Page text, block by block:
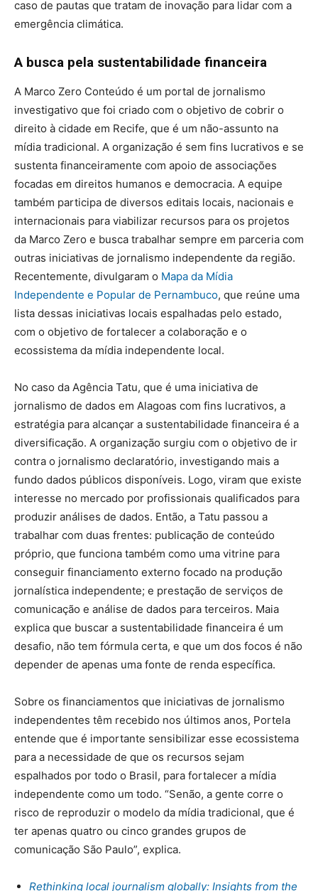
caso de pautas que tratam de inovação para lidar com a
emergência climática.
A busca pela sustentabilidade financeira
A Marco Zero Conteúdo é um portal de jornalismo
investigativo que foi criado com o objetivo de cobrir o
direito à cidade em Recife, que é um não-assunto na
mídia tradicional. A organização é sem fins lucrativos e se
sustenta financeiramente com apoio de associações
focadas em direitos humanos e democracia. A equipe
também participa de diversos editais locais, nacionais e
internacionais para viabilizar recursos para os projetos
da Marco Zero e busca trabalhar sempre em parceria com
outras iniciativas de jornalismo independente da região.
Recentemente, divulgaram o Mapa da Mídia
Independente e Popular de Pernambuco, que reúne uma
lista dessas iniciativas locais espalhadas pelo estado,
com o objetivo de fortalecer a colaboração e o
ecossistema da mídia independente local.
No caso da Agência Tatu, que é uma iniciativa de
jornalismo de dados em Alagoas com fins lucrativos, a
estratégia para alcançar a sustentabilidade financeira é a
diversificação. A organização surgiu com o objetivo de ir
contra o jornalismo declaratório, investigando mais a
fundo dados públicos disponíveis. Logo, viram que existe
interesse no mercado por profissionais qualificados para
produzir análises de dados. Então, a Tatu passou a
trabalhar com duas frentes: publicação de conteúdo
próprio, que funciona também como uma vitrine para
conseguir financiamento externo focado na produção
jornalística independente; e prestação de serviços de
comunicação e análise de dados para terceiros. Maia
explica que buscar a sustentabilidade financeira é um
desafio, não tem fórmula certa, e que um dos focos é não
depender de apenas uma fonte de renda específica.
Sobre os financiamentos que iniciativas de jornalismo
independentes têm recebido nos últimos anos, Portela
entende que é importante sensibilizar esse ecossistema
para a necessidade de que os recursos sejam
espalhados por todo o Brasil, para fortalecer a mídia
independente como um todo. “Senão, a gente corre o
risco de reproduzir o modelo da mídia tradicional, que é
ter apenas quatro ou cinco grandes grupos de
comunicação São Paulo”, explica.
Rethinking local journalism globally: Insights from the